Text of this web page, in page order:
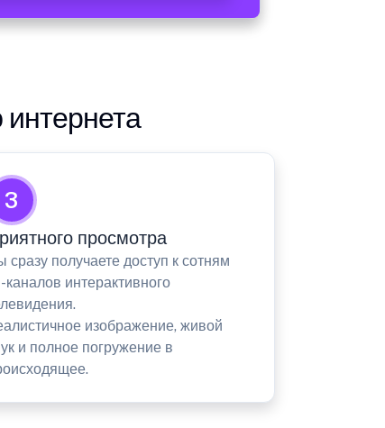
3
просмотра
сразу получаете доступ к сотням
каналов интерактивного
изображение, живой
и полное погружение в